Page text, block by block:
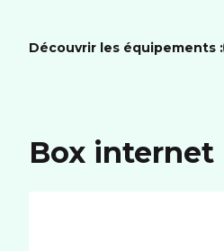
Découvrir les équipements :
Box internet